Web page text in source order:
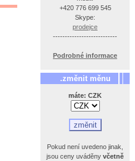
+420 776 699 545
Skype:
prodejce
---------------------------
Podrobné informace
.změnit měnu
máte: CZK
Pokud není uvedeno jinak,
jsou ceny uváděny včetně